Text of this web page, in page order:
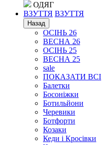
ОДЯГ
ВЗУТТЯ ВЗУТТЯ
Назад
ОСІНЬ 26
ВЕСНА 26
ОСІНЬ 25
ВЕСНА 25
sale
ПОКАЗАТИ ВСІ
Балетки
Босоніжки
Ботильйони
Черевики
Ботфорти
Козаки
Кеди і Кросівки